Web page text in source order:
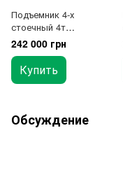
Подъемник 4-х
стоечный 4т
электрогидравлически
й (серый, ровные
платформы) LAUNCH
TLT440XW
242 000 грн
Купить
Обсуждение